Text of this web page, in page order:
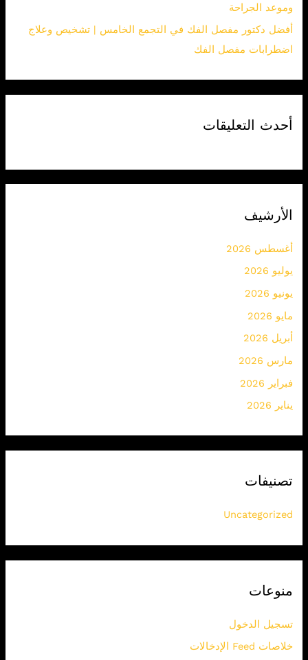
وموعد الجراحة
أفضل دكتور مفصل الفك في التجمع الخامس | تشخيص وعلاج
اضطرابات مفصل الفك
أحدث التعليقات
الأرشيف
أغسطس 2026
يوليو 2026
يونيو 2026
مايو 2026
أبريل 2026
مارس 2026
فبراير 2026
يناير 2026
تصنيفات
Uncategorized
منوعات
تسجيل الدخول
خلاصات Feed الإدخالات